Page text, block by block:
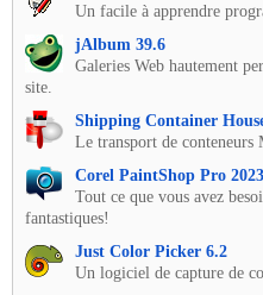
Un facile à apprendre
jAlbum 39.6
Galeries Web hautement
site.
Shipping Container
Le transport de conteneurs
Corel PaintShop Pro
Tout ce que vous avez
fantastiques!
Just Color Picker 6.2
Un logiciel de capture de